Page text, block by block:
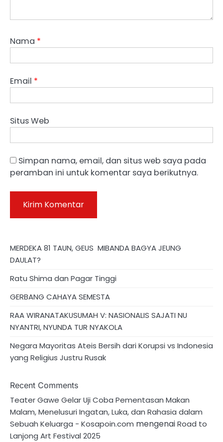
Nama *
Email *
Situs Web
Simpan nama, email, dan situs web saya pada
peramban ini untuk komentar saya berikutnya.
MERDEKA 81 TAUN, GEUS MIBANDA BAGYA JEUNG
DAULAT?
Ratu Shima dan Pagar Tinggi
GERBANG CAHAYA SEMESTA
RAA WIRANATAKUSUMAH V: NASIONALIS SAJATI NU
NYANTRI, NYUNDA TUR NYAKOLA
Negara Mayoritas Ateis Bersih dari Korupsi vs Indonesia
yang Religius Justru Rusak
Recent Comments
Teater Gawe Gelar Uji Coba Pementasan Makan
Malam, Menelusuri Ingatan, Luka, dan Rahasia dalam
Sebuah Keluarga - Kosapoin.com mengenaiRoad to
Lanjong Art Festival 2025